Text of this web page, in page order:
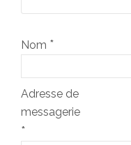
Nom *
Adresse de
messagerie
*